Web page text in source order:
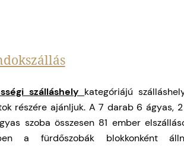
szálláshely kategóriájú
részére ajánljuk. A 7 darab 6 ágyas,
szoba összesen 81 ember
a fürdőszobák blokkonként